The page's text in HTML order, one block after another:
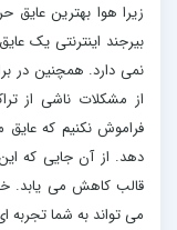
زیرا هوا بهترین
بیرجند اینترنتی یک
نمی دارد. همچنین در
از مشکلات ناشی از
فراموش نکنیم که
دهد. از آن جایی که
قالب کاهش می یابد.
می تواند به شما تجربه